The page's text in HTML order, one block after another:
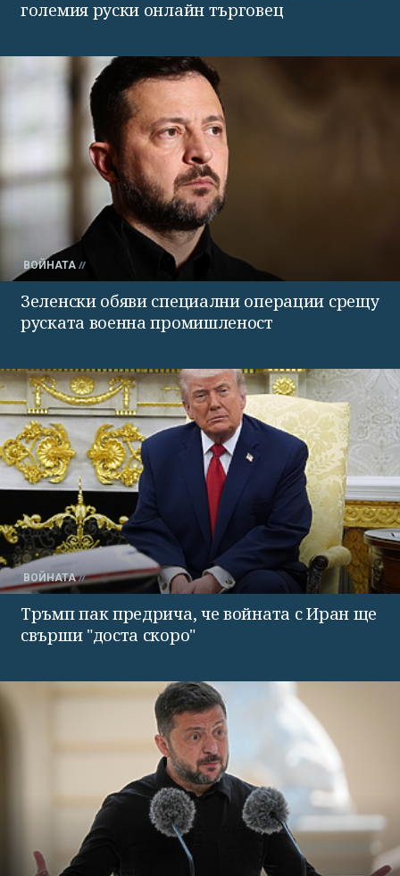
големия руски онлайн търговец
ВОЙНАТА
Зеленски обяви специални операции срещу
руската военна промишленост
ВОЙНАТА
Тръмп пак предрича, че войната с Иран ще
свърши "доста скоро"